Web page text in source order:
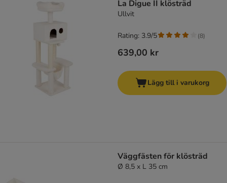
La Digue II klösträd
Ullvit
639,00 kr
Rating: 3.9/5 (8)
Lägg till i varukorg
Väggfästen för klösträd
Ø 8,5 x L 35 cm